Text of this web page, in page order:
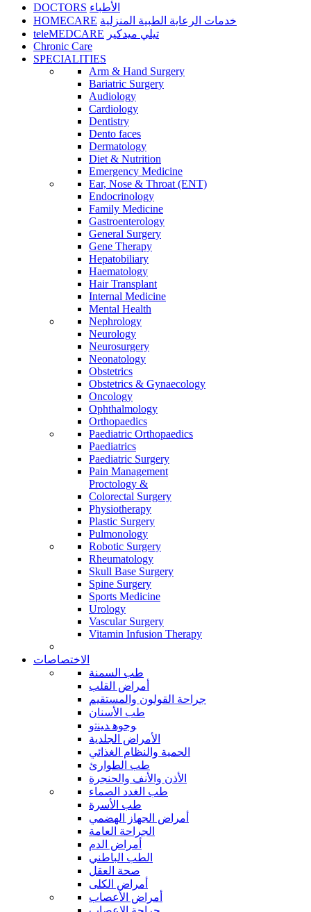
DOCTORS الأطباء
HOMECARE خدمات الرعاية الطبية المنزلية
teleMEDCARE تيلي ميدكير
Chronic Care
SPECIALITIES
Arm & Hand Surgery
Bariatric Surgery
Audiology
Cardiology
Dentistry
Dento faces
Dermatology
Diet & Nutrition
Emergency Medicine
Ear, Nose & Throat (ENT)
Endocrinology
Family Medicine
Gastroenterology
General Surgery
Gene Therapy
Hepatobiliary
Haematology
Hair Transplant
Internal Medicine
Mental Health
Nephrology
Neurology
Neurosurgery
Neonatology
Obstetrics
Obstetrics & Gynaecology
Oncology
Ophthalmology
Orthopaedics
Paediatric Orthopaedics
Paediatrics
Paediatric Surgery
Pain Management
Proctology &
Colorectal Surgery
Physiotherapy
Plastic Surgery
Pulmonology
Robotic Surgery
Rheumatology
Skull Base Surgery
Spine Surgery
Sports Medicine
Urology
Vascular Surgery
Vitamin Infusion Therapy
الاختصاصات
طب السمنة
أمراض القلب
جراحة القولون والمستقيم
طب الأسنان
ﻮﺟﻮﻫ ﺪﻴﻨﺗﻭ
الأمراض الجلدية
الحمية والنظام الغذائي
طب الطوارئ
الأذن والأنف والحنجرة
طب الغدد الصماء
طب الأسرة
أمراض الجهاز الهضمي
الجراحة العامة
أمراض الدم
الطب الباطني
صحة العقل
أمراض الكلى
أمراض الأعصاب